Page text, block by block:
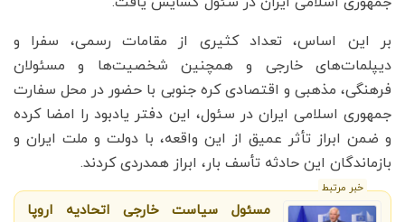
بر این اساس، تعداد کثیری از مقامات رسمی، سفرا و
دیپلمات‌های خارجی و همچنین شخصیت‌ها و مسئولان
فرهنگی، مذهبی و اقتصادی کره جنوبی با حضور در محل سفارت
جمهوری اسلامی ایران در سئول، این دفتر یادبود را امضا کرده
و ضمن ابراز تأثر عمیق از این واقعه، با دولت و ملت ایران و
بازماندگان این حادثه تأسف بار، ابراز همدردی کردند.
خبر مرتبط
مسئول سیاست خارجی اتحادیه اروپا